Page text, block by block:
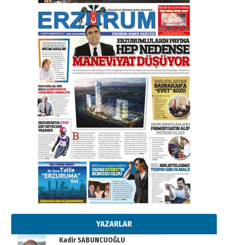
YAZARLAR
Bir fotoğraf, bir şehir, bir
gazeteci… Dizginler kimin
elinde?
31 Mart 2026 Salı
A. Berhan Yılmaz
BİR BÖLÜM DEĞİL, BİR ÖMÜR
SEÇİYORSUNUZ… “NEDEN
ATATÜRK ÜNİVERSİTESİ?”
28 Temmuz 2026 Salı
Ahmet Gökhan YAZICI
Ahmed Yesevi’den bir Alperen…
”Reisimiz” idi… Hakka yürüdü.!
26 Mart 2026 Perşembe
Cem Bakırcı
Ardında bıraktığı hatıralarıyla
gönül adamı Faruk Terzioğlu!
13 Mayıs 2026 Çarşamba
Esat BİNDESEN
Başkan Sekmen’den Erzurum’a
02 Ağustos 2026 Pazar
Kadir SABUNCUOĞLU